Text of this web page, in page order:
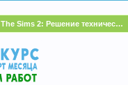
The Sims 2: Решение